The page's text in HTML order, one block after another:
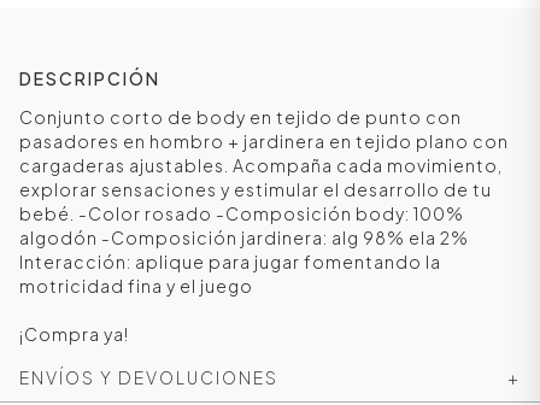
DESCRIPCIÓN
Conjunto corto de body en tejido de punto con
pasadores en hombro + jardinera en tejido plano con
cargaderas ajustables. Acompaña cada movimiento,
explorar sensaciones y estimular el desarrollo de tu
bebé. -Color rosado -Composición body: 100%
algodón -Composición jardinera: alg 98% ela 2%
Interacción: aplique para jugar fomentando la
motricidad fina y el juego
¡Compra ya!
ENVÍOS Y DEVOLUCIONES
+